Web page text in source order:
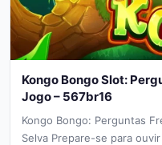
Kongo Bongo Slot:
Jogo – 567br16
Kongo Bongo: Perguntas
Selva Prepare-se para